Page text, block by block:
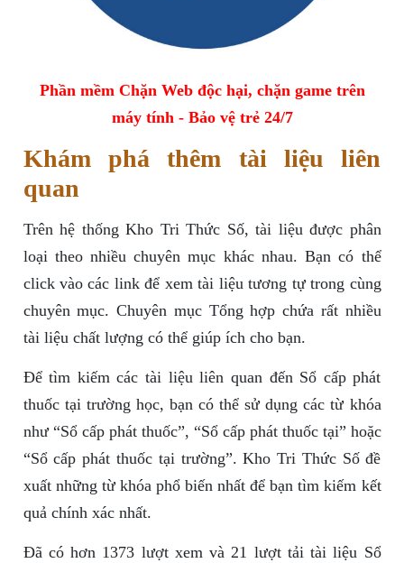
Phần mềm Chặn Web độc hại, chặn game trên
máy tính - Bảo vệ trẻ 24/7
Khám phá thêm tài liệu liên
quan
Trên hệ thống Kho Tri Thức Số, tài liệu được phân
loại theo nhiều chuyên mục khác nhau. Bạn có thể
click vào các link để xem tài liệu tương tự trong cùng
chuyên mục. Chuyên mục Tổng hợp chứa rất nhiều
tài liệu chất lượng có thể giúp ích cho bạn.
Để tìm kiếm các tài liệu liên quan đến Sổ cấp phát
thuốc tại trường học, bạn có thể sử dụng các từ khóa
như “Sổ cấp phát thuốc”, “Sổ cấp phát thuốc tại” hoặc
“Sổ cấp phát thuốc tại trường”. Kho Tri Thức Số đề
xuất những từ khóa phổ biến nhất để bạn tìm kiếm kết
quả chính xác nhất.
Đã có hơn 1373 lượt xem và 21 lượt tải tài liệu Sổ